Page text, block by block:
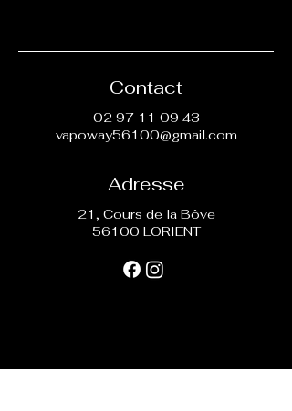
Contact
02 97 11 09 43
vapoway56100@gmail.com
Adresse
21, Cours de la Bôve
56100 LORIENT